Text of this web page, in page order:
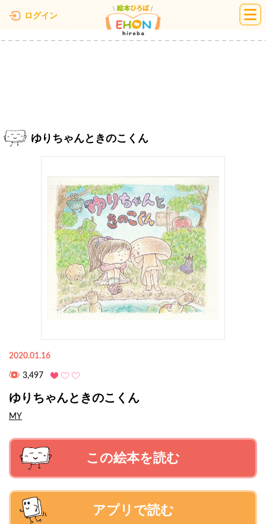
ログイン 絵本ひろば
ゆりちゃんときのこくん
2020.01.16
3,497
ゆりちゃんときのこくん
MY
この絵本を読む
アプリで読む